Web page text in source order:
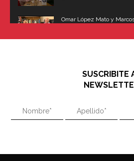
Omar López Mato y
"En política, la estupidez
"En política, la estupidez
Napoleón
SUSCRIBITE